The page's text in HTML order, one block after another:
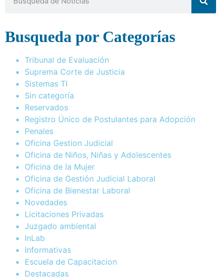
Busqueda por Categorías
Tribunal de Evaluación
Suprema Corte de Justicia
Sistemas TI
Sin categoría
Reservados
Registro Único de Postulantes para Adopción
Penales
Oficina Gestion Judicial
Oficina de Niños, Niñas y Adolescentes
Oficina de la Mujer
Oficina de Gestión Judicial Laboral
Oficina de Bienestar Laboral
Novedades
Licitaciones Privadas
Juzgado ambiental
InLab
Informativas
Escuela de Capacitacion
Destacadas